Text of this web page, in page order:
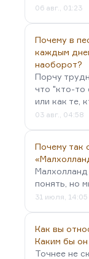
06 авг., 01:23
Почему в
каждым
наоборот?
Порчу
что "кто-то
или как те,
03 авг., 04:58
Почему так
понять, но
31 июля, 14:05
Как вы
Каким бы он
Точнее не